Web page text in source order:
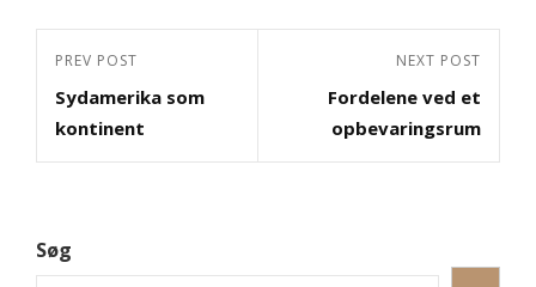
Indlægsnavigation
Previous
Post
PREV POST
Sydamerika som
kontinent
Post
NEXT POST
Fordelene ved et
opbevaringsrum
Søg